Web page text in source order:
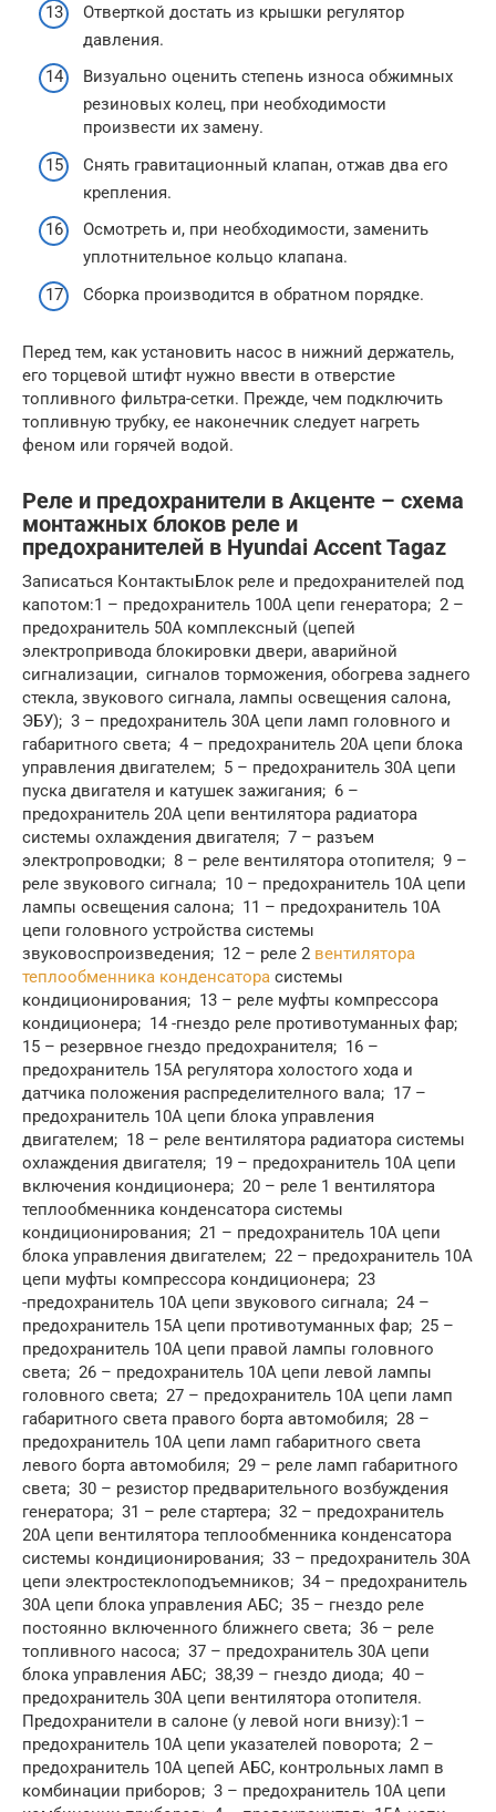
Отверткой достать из крышки регулятор
давления.
Визуально оценить степень износа обжимных
резиновых колец, при необходимости
произвести их замену.
Снять гравитационный клапан, отжав два его
крепления.
Осмотреть и, при необходимости, заменить
уплотнительное кольцо клапана.
Сборка производится в обратном порядке.
Перед тем, как установить насос в нижний держатель,
его торцевой штифт нужно ввести в отверстие
топливного фильтра-сетки. Прежде, чем подключить
топливную трубку, ее наконечник следует нагреть
феном или горячей водой.
Реле и предохранители в Акценте – схема
монтажных блоков реле и
предохранителей в Hyundai Accent Tagaz
Записаться КонтактыБлок реле и предохранителей под
капотом:1 – предохранитель 100А цепи генератора; 2 –
предохранитель 50А комплексный (цепей
электропривода блокировки двери, аварийной
сигнализации, сигналов торможения, обогрева заднего
стекла, звукового сигнала, лампы освещения салона,
ЭБУ); 3 – предохранитель 30А цепи ламп головного и
габаритного света; 4 – предохранитель 20А цепи блока
управления двигателем; 5 – предохранитель 30А цепи
пуска двигателя и катушек зажигания; 6 –
предохранитель 20А цепи вентилятора радиатора
системы охлаждения двигателя; 7 – разъем
электропроводки; 8 – реле вентилятора отопителя; 9 –
реле звукового сигнала; 10 – предохранитель 10А цепи
лампы освещения салона; 11 – предохранитель 10А
цепи головного устройства системы
звуковоспроизведения; 12 – реле 2 вентилятора
теплообменника конденсатора системы
кондиционирования; 13 – реле муфты компрессора
кондиционера; 14 -гнездо реле противотуманных фар;
15 – резервное гнездо предохранителя; 16 –
предохранитель 15А регулятора холостого хода и
датчика положения распределителного вала; 17 –
предохранитель 10А цепи блока управления
двигателем; 18 – реле вентилятора радиатора системы
охлаждения двигателя; 19 – предохранитель 10А цепи
включения кондиционера; 20 – реле 1 вентилятора
теплообменника конденсатора системы
кондиционирования; 21 – предохранитель 10А цепи
блока управления двигателем; 22 – предохранитель 10А
цепи муфты компрессора кондиционера; 23
-предохранитель 10А цепи звукового сигнала; 24 –
предохранитель 15А цепи противотуманных фар; 25 –
предохранитель 10А цепи правой лампы головного
света; 26 – предохранитель 10А цепи левой лампы
головного света; 27 – предохранитель 10А цепи ламп
габаритного света правого борта автомобиля; 28 –
предохранитель 10А цепи ламп габаритного света
левого борта автомобиля; 29 – реле ламп габаритного
света; 30 – резистор предварительного возбуждения
генератора; 31 – реле стартера; 32 – предохранитель
20А цепи вентилятора теплообменника конденсатора
системы кондиционирования; 33 – предохранитель 30А
цепи электростеклоподъемников; 34 – предохранитель
30А цепи блока управления АБС; 35 – гнездо реле
постоянно включенного ближнего света; 36 – реле
топливного насоса; 37 – предохранитель 30А цепи
блока управления АБС; 38,39 – гнездо диода; 40 –
предохранитель 30А цепи вентилятора отопителя.
Предохранители в салоне (у левой ноги внизу):1 –
предохранитель 10А цепи указателей поворота; 2 –
предохранитель 10А цепей АБС, контрольных ламп в
комбинации приборов; 3 – предохранитель 10А цепи